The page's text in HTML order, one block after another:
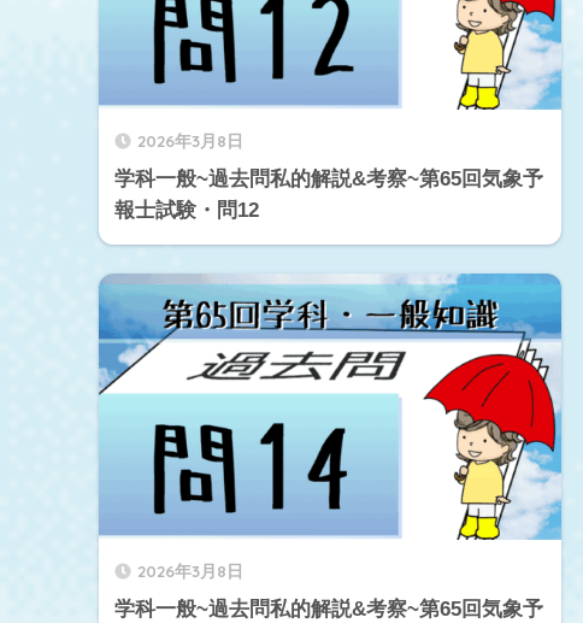
2026年3月8日
学科一般~過去問私的解説&考察~第65回気象予
報士試験・問12
2026年3月8日
学科一般~過去問私的解説&考察~第65回気象予